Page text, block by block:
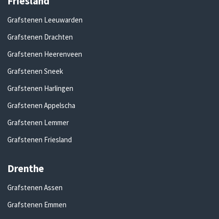
Grafstenen Leeuwarden
Grafstenen Drachten
Grafstenen Heerenveen
Grafstenen Sneek
Grafstenen Harlingen
Grafstenen Appelscha
Grafstenen Lemmer
Grafstenen Friesland
Drenthe
Grafstenen Assen
Grafstenen Emmen